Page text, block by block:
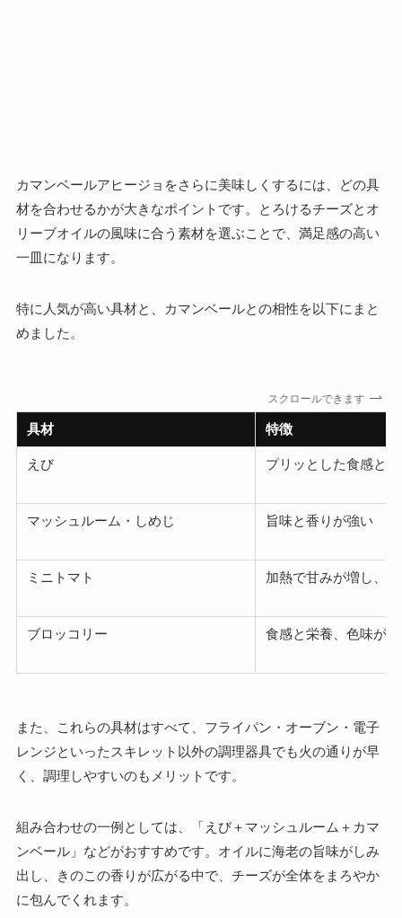
カマンベールアヒージョをさらに美味しくするには、どの具
材を合わせるかが大きなポイントです。とろけるチーズとオ
リーブオイルの風味に合う素材を選ぶことで、満足感の高い
一皿になります。
特に人気が高い具材と、カマンベールとの相性を以下にまと
めました。
スクロールできます
具材 特徴
えび プリッとした食感と
マッシュルーム・しめじ 旨味と香りが強い
ミニトマト 加熱で甘みが増し、
ブロッコリー 食感と栄養、色味が
また、これらの具材はすべて、フライパン・オーブン・電子
レンジといったスキレット以外の調理器具でも火の通りが早
く、調理しやすいのもメリットです。
組み合わせの一例としては、「えび＋マッシュルーム＋カマ
ンベール」などがおすすめです。オイルに海老の旨味がしみ
出し、きのこの香りが広がる中で、チーズが全体をまろやか
に包んでくれます。